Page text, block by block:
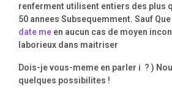
renferment utilisent entiers des plus
50 annees Subsequemment. Sauf Que
date me en aucun cas de moyen
laborieux dans maitriser
Dois-je vous-meme en parler i ? )
quelques possibilites !